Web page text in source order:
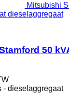
Mitsubishi
dieselaggregaat
50
- dieselaggregaat